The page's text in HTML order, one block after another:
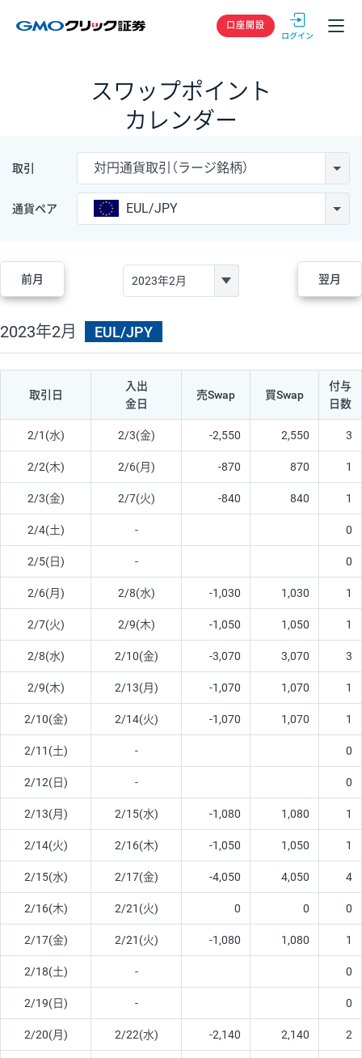
GMOクリック
口座開設
スワップポイント
カレンダー
取引 対円通貨取引（ラージ銘柄）
通貨ペア EUL/JPY
前月 翌月
2023年2月 EUL/JPY
取引日
入出
金日
売Swap 買Swap
付与
日数
2/1(水) 2/3(金) -2,550 2,550 3
2/2(木) 2/6(月) -870 870 1
2/3(金) 2/7(火) -840 840 1
2/4(土) - 0
2/5(日) - 0
2/6(月) 2/8(水) -1,030 1,030 1
2/7(火) 2/9(木) -1,050 1,050 1
2/8(水) 2/10(金) -3,070 3,070 3
2/9(木) 2/13(月) -1,070 1,070 1
2/10(金) 2/14(火) -1,070 1,070 1
2/11(土) - 0
2/12(日) - 0
2/13(月) 2/15(水) -1,080 1,080 1
2/14(火) 2/16(木) -1,050 1,050 1
2/15(水) 2/17(金) -4,050 4,050 4
2/16(木) 2/21(火) 0 0 0
2/17(金) 2/21(火) -1,080 1,080 1
2/18(土) - 0
2/19(日) - 0
2/20(月) 2/22(水) -2,140 2,140 2